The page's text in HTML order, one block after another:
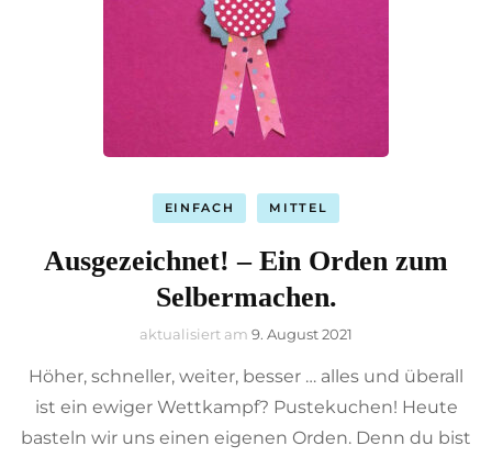
EINFACH MITTEL
Ausgezeichnet! – Ein Orden zum
Selbermachen.
aktualisiert am 9. August 2021
Höher, schneller, weiter, besser … alles und überall
ist ein ewiger Wettkampf? Pustekuchen! Heute
basteln wir uns einen eigenen Orden. Denn du bist